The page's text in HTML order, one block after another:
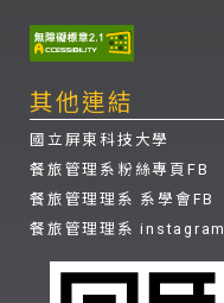
其他連結
國立屏東科技大學
餐旅管理系粉絲專頁FB
餐旅管理理系 系學會FB
餐旅管理理系 instagram